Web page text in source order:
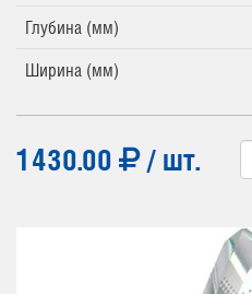
Глубина (мм)
Ширина (мм)
1430.00 / шт.